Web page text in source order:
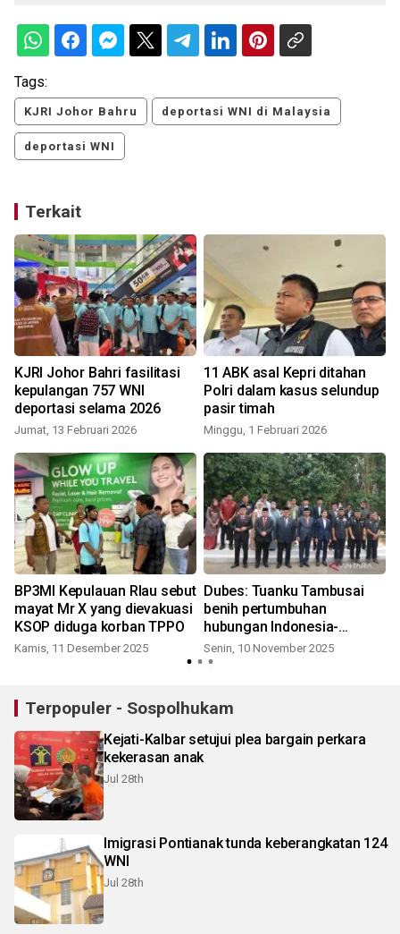
Tags:
KJRI Johor Bahru deportasi WNI di Malaysia
deportasi WNI
Terkait
KJRI Johor Bahri fasilitasi
kepulangan 757 WNI
deportasi selama 2026
Jumat, 13 Februari 2026
11 ABK asal Kepri ditahan
Polri dalam kasus selundup
pasir timah
Minggu, 1 Februari 2026
BP3MI Kepulauan RIau sebut
mayat Mr X yang dievakuasi
KSOP diduga korban TPPO
Kamis, 11 Desember 2025
Dubes: Tuanku Tambusai
benih pertumbuhan
hubungan Indonesia-
Malaysia
Senin, 10 November 2025
Terpopuler - Sospolhukam
Kejati-Kalbar setujui plea bargain perkara
kekerasan anak
Jul 28th
Imigrasi Pontianak tunda keberangkatan 124
WNI
Jul 28th